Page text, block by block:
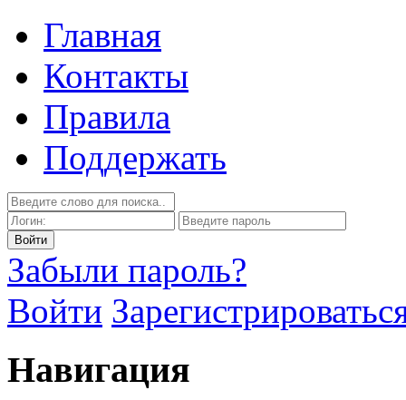
Главная
Контакты
Правила
Поддержать
Забыли пароль?
Войти
Навигация